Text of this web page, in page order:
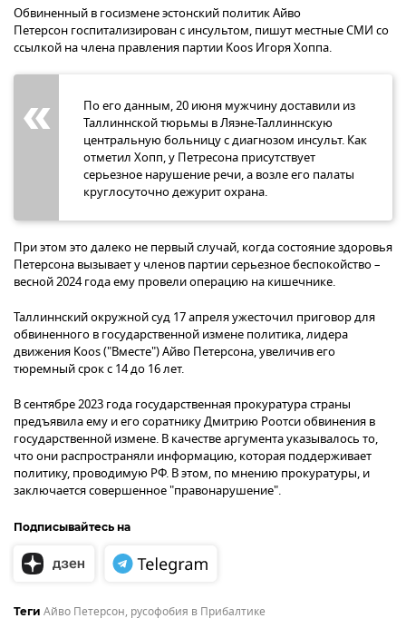
Обвиненный в госизмене эстонский политик Айво
Петерсон госпитализирован с инсультом, пишут местные СМИ со
ссылкой на члена правления партии Koos Игоря Хоппа.
По его данным, 20 июня мужчину доставили из
Таллиннской тюрьмы в Ляэне-Таллиннскую
центральную больницу с диагнозом инсульт. Как
отметил Хопп, у Петресона присутствует
серьезное нарушение речи, а возле его палаты
круглосуточно дежурит охрана.
При этом это далеко не первый случай, когда состояние здоровья
Петерсона вызывает у членов партии серьезное беспокойство –
весной 2024 года ему провели операцию на кишечнике.
Таллиннский окружной суд 17 апреля ужесточил приговор для
обвиненного в государственной измене политика, лидера
движения Koos ("Вместе") Айво Петерсона, увеличив его
тюремный срок с 14 до 16 лет.
В сентябре 2023 года государственная прокуратура страны
предъявила ему и его соратнику Дмитрию Роотси обвинения в
государственной измене. В качестве аргумента указывалось то,
что они распространяли информацию, которая поддерживает
политику, проводимую РФ. В этом, по мнению прокуратуры, и
заключается совершенное "правонарушение".
Подписывайтесь на
Теги Айво Петерсон, русофобия в Прибалтике